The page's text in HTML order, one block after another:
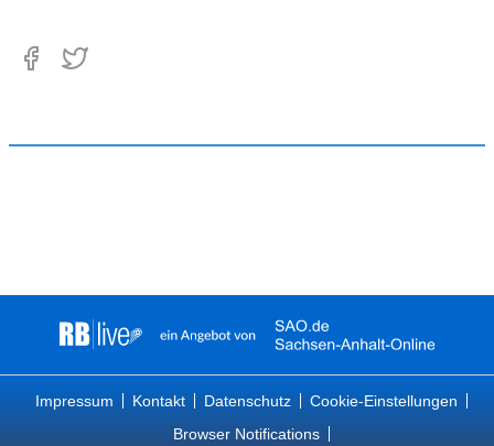
Impressum Kontakt Datenschutz
Cookie-Einstellungen
Browser Notifications